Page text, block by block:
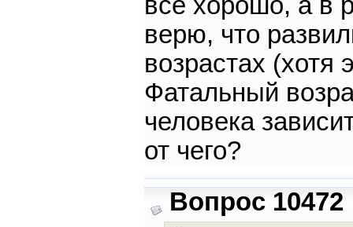
верю, что
возрастах (хотя
Фатальный
человека
от чего?
Вопрос 10472